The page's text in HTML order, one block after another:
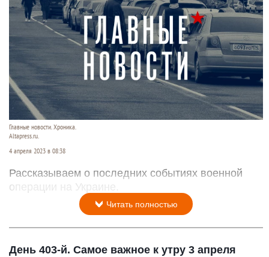
Главные новости. Хроника.
Altapress.ru.
4 апреля 2023 в 08:38
Рассказываем о последних событиях военной
операции на Украине.
Читать полностью
День 403-й. Самое важное к утру 3 апреля